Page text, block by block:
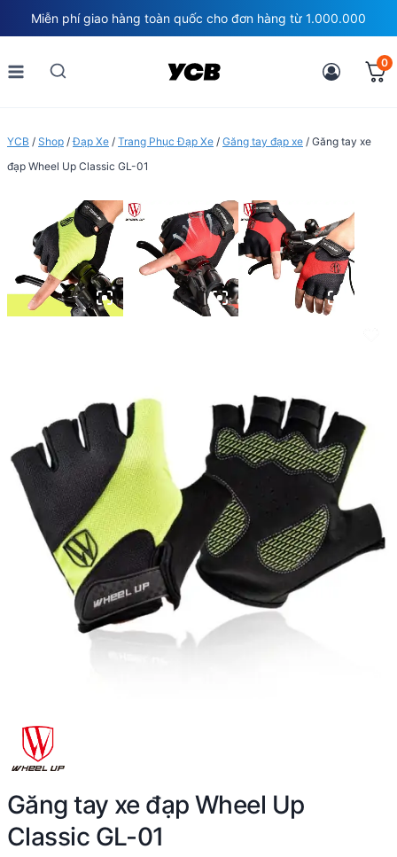
to
content
Miễn phí giao hàng toàn quốc cho đơn hàng từ 1.000.000
0
YCB / Shop /Đạp Xe / Trang Phục Đạp Xe / Găng tay đạp xe / Găng tay xe
đạp Wheel Up Classic GL-01
Găng tay xe đạp Wheel Up
Classic GL-01